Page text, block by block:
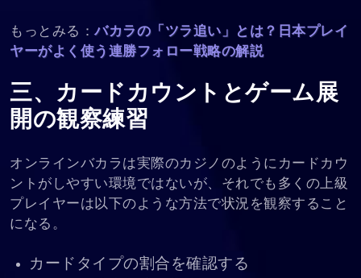
もっとみる：バカラの「ツラ追い」とは？日本プレイ
ヤーがよく使う連勝フォロー戦略の解説
三、カードカウントとゲーム展
開の観察練習
オンラインバカラは実際のカジノのようにカードカウ
ントがしやすい環境ではないが、それでも多くの上級
プレイヤーは以下のような方法で状況を観察すること
になる。
カードタイプの割合を確認する